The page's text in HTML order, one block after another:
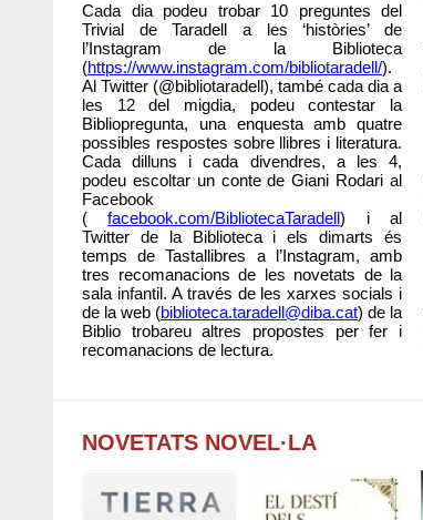
Cada dia podeu trobar 10 preguntes del
Trivial de Taradell a les ‘històries’ de
l’Instagram de la Biblioteca
(https://www.instagram.com/bibliotaradell/).
Al Twitter (@bibliotaradell), també cada dia a
les 12 del migdia, podeu contestar la
Bibliopregunta, una enquesta amb quatre
possibles respostes sobre llibres i literatura.
Cada dilluns i cada divendres, a les 4,
podeu escoltar un conte de Giani Rodari al
Facebook
(facebook.com/BibliotecaTaradell) i al
Twitter de la Biblioteca i els dimarts és
temps de Tastallibres a l’Instagram, amb
tres recomanacions de les novetats de la
sala infantil. A través de les xarxes socials i
de la web (biblioteca.taradell@diba.cat) de la
Biblio trobareu altres propostes per fer i
recomanacions de lectura.
NOVETATS NOVEL·LA